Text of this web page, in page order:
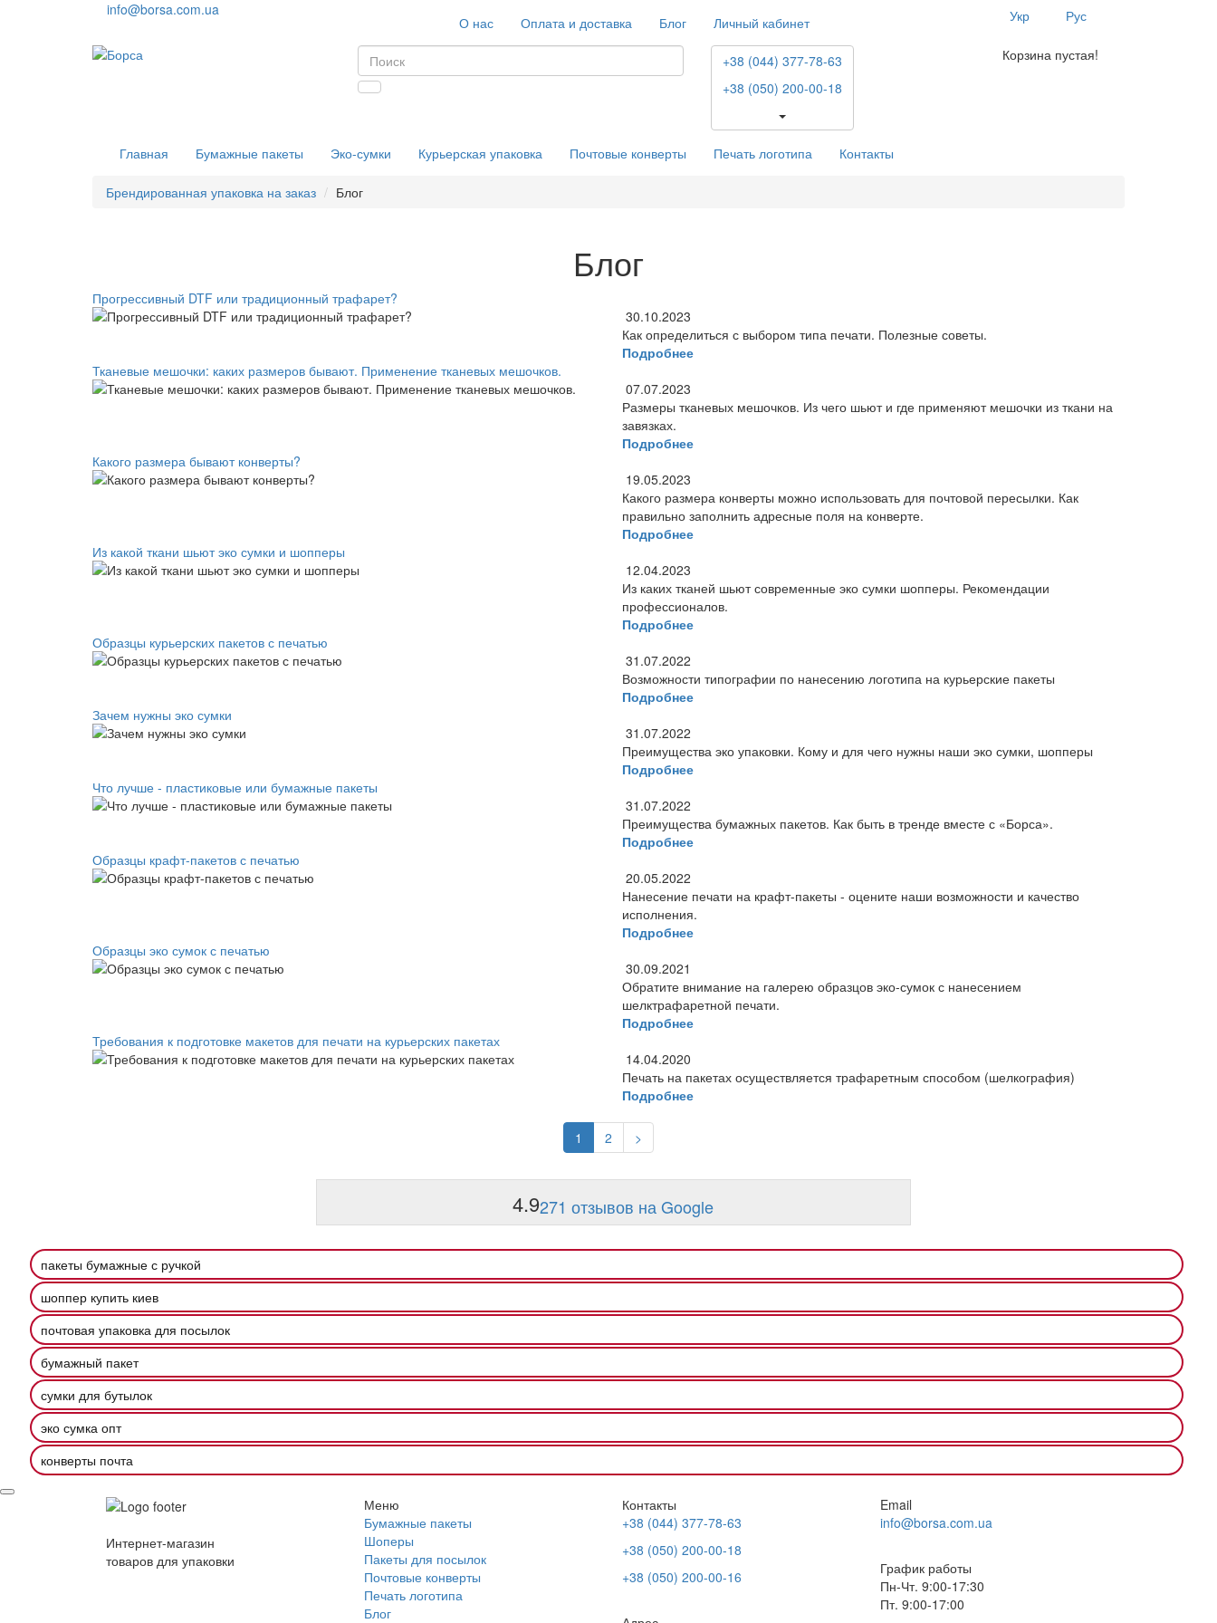
info@borsa.com.ua
О нас Оплата и доставка Блог Личный кабинет Укр Рус
+38 (044) 377-78-63
+38 (050) 200-00-18
Корзина пустая!
Главная Бумажные пакеты Эко-сумки Курьерская упаковка Почтовые конверты Печать логотипа Контакты
Брендированная упаковка на заказ Блог
Блог
Прогрессивный DTF или традиционный трафарет?
30.10.2023
Как определиться с выбором типа печати. Полезные советы.
Подробнее
Тканевые мешочки: каких размеров бывают. Применение тканевых мешочков.
07.07.2023
Размеры тканевых мешочков. Из чего шьют и где применяют мешочки из ткани на
завязках.
Подробнее
Какого размера бывают конверты?
19.05.2023
Какого размера конверты можно использовать для почтовой пересылки. Как
правильно заполнить адресные поля на конверте.
Подробнее
Из какой ткани шьют эко сумки и шопперы
12.04.2023
Из каких тканей шьют современные эко сумки шопперы. Рекомендации
профессионалов.
Подробнее
Образцы курьерских пакетов с печатью
31.07.2022
Возможности типографии по нанесению логотипа на курьерские пакеты
Подробнее
Зачем нужны эко сумки
31.07.2022
Преимущества эко упаковки. Кому и для чего нужны наши эко сумки, шопперы
Подробнее
Что лучше - пластиковые или бумажные пакеты
31.07.2022
Преимущества бумажных пакетов. Как быть в тренде вместе с «Борса».
Подробнее
Образцы крафт-пакетов с печатью
20.05.2022
Нанесение печати на крафт-пакеты - оцените наши возможности и качество
исполнения.
Подробнее
Образцы эко сумок с печатью
30.09.2021
Обратите внимание на галерею образцов эко-сумок с нанесением
шелктрафаретной печати.
Подробнее
Требования к подготовке макетов для печати на курьерских пакетах
14.04.2020
Печать на пакетах осуществляется трафаретным способом (шелкография)
Подробнее
1 2 >
4.9271 отзывов на Google
пакеты бумажные с ручкой
шоппер купить киев
почтовая упаковка для посылок
бумажный пакет
сумки для бутылок
эко сумка опт
конверты почта
Интернет-магазин
товаров для упаковки
Меню
Бумажные пакеты
Шоперы
Пакеты для посылок
Почтовые конверты
Печать логотипа
Блог
Контакты
+38 (044) 377-78-63
+38 (050) 200-00-18
+38 (050) 200-00-16
Email
info@borsa.com.ua
График работы
Пн-Чт. 9:00-17:30
Пт. 9:00-17:00